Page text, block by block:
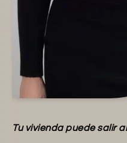
Tu vivienda puede salir